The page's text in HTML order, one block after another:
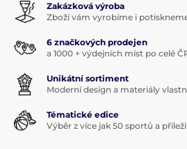
Zakázková výroba
Zboží vám vyrobíme i
6 značkových prodejen
a 1000 + výdejních míst po celé
Unikátní sortiment
Moderní design a materiály
Tématické edice
Výběr z více jak 50 sportů a